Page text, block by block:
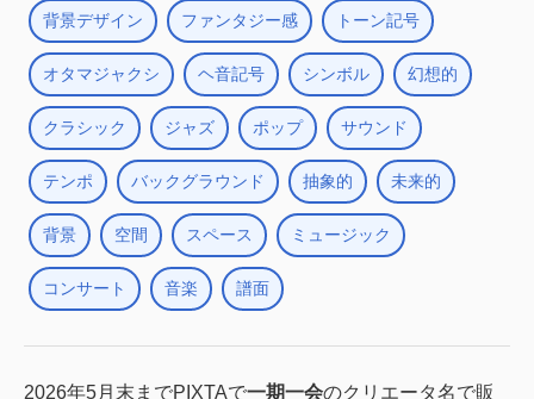
背景デザイン ファンタジー感 トーン記号
オタマジャクシ ヘ音記号 シンボル 幻想的
クラシック ジャズ ポップ サウンド
テンポ バックグラウンド 抽象的 未来的
背景 空間 スペース ミュージック
コンサート 音楽 譜面
2026年5月末までPIXTAで一期一会のクリエータ名で販